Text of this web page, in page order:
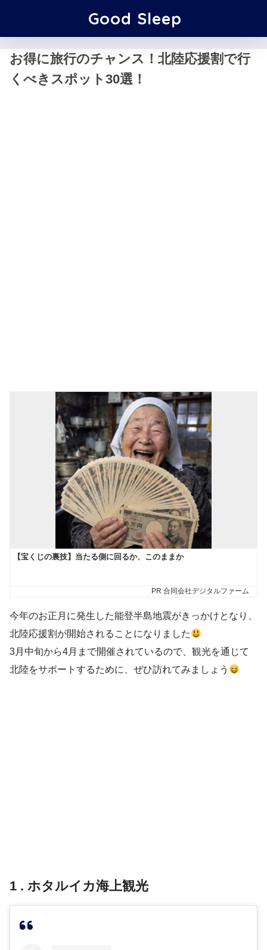
Good Sleep
お得に旅行のチャンス！北陸応援割で行
くべきスポット30選！
今年のお正月に発生した能登半島地震がきっかけとなり、
北陸応援割が開始されることになりました
3月中旬から4月まで開催されているので、観光を通じて
北陸をサポートするために、ぜひ訪れてみましょう
1 . ホタルイカ海上観光